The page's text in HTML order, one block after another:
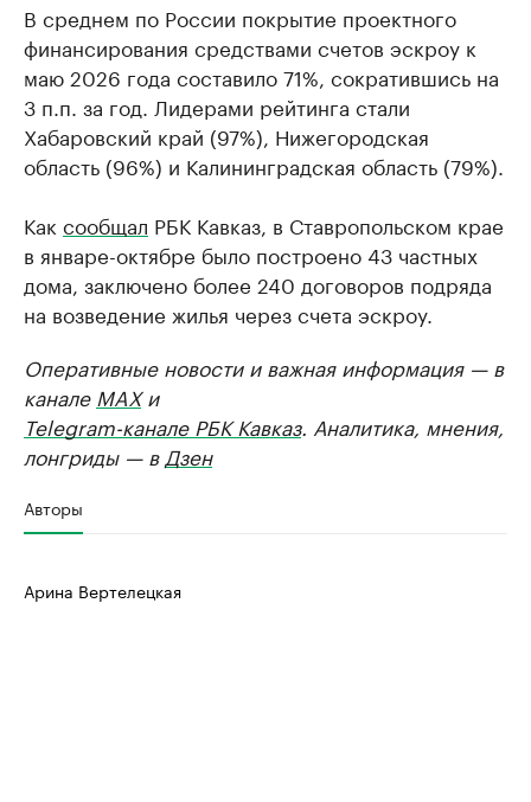
В среднем по России покрытие проектного
финансирования средствами счетов эскроу к
маю 2026 года составило 71%, сократившись на
3 п.п. за год. Лидерами рейтинга стали
Хабаровский край (97%), Нижегородская
область (96%) и Калининградская область (79%).
Как сообщал РБК Кавказ, в Ставропольском крае
в январе-октябре было построено 43 частных
дома, заключено более 240 договоров подряда
на возведение жилья через счета эскроу.
Оперативные новости и важная информация — в
канале MAXи
Telegram-канале РБК Кавказ. Аналитика, мнения,
лонгриды — в Дзен
Авторы
Арина Вертелецкая